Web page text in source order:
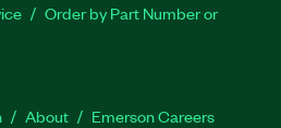
Order by Part Number or
About
Emerson Careers